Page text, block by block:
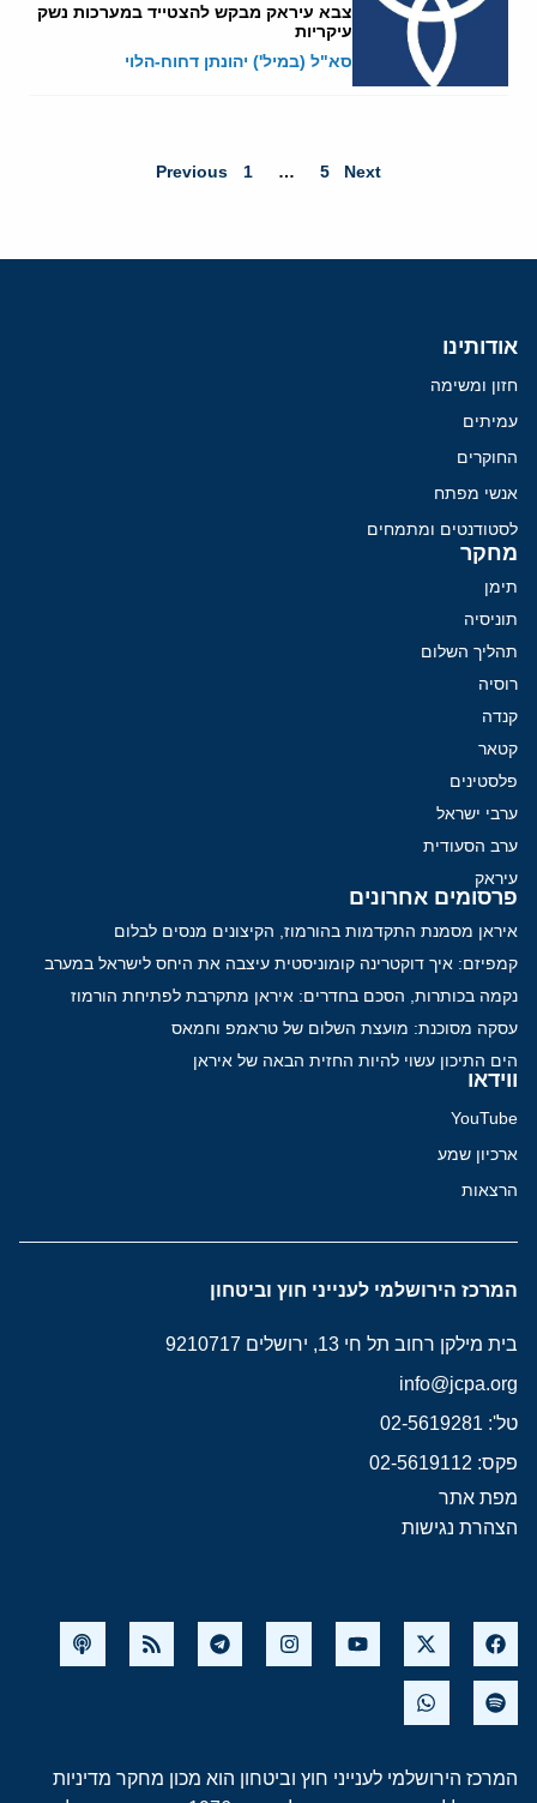
צבא עיראק מבקש להצטייד במערכות נשק
עיקריות
סא"ל (במיל') יהונתן דחוח-הלוי
Previous 1 … 5 Next
אודותינו
חזון ומשימה
עמיתים
החוקרים
אנשי מפתח
לסטודנטים ומתמחים
מחקר
תימן
תוניסיה
תהליך השלום
רוסיה
קנדה
קטאר
פלסטינים
ערבי ישראל
ערב הסעודית
עיראק
פרסומים אחרונים
איראן מסמנת התקדמות בהורמוז, הקיצונים מנסים לבלום
קמפיזם: איך דוקטרינה קומוניסטית עיצבה את היחס לישראל במערב
נקמה בכותרות, הסכם בחדרים: איראן מתקרבת לפתיחת הורמוז
עסקה מסוכנת: מועצת השלום של טראמפ וחמאס
הים התיכון עשוי להיות החזית הבאה של איראן
ווידאו
YouTube
ארכיון שמע
הרצאות
המרכז הירושלמי לענייני חוץ וביטחון
בית מילקן רחוב תל חי 13, ירושלים 9210717
info@jcpa.org
טל': 02-5619281
פקס: 02-5619112
מפת אתר
הצהרת נגישות
המרכז הירושלמי לענייני חוץ וביטחון הוא מכון מחקר מדיניות